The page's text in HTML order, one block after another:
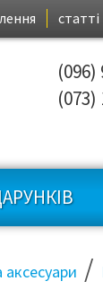
статті
(096)
(073)
аксесуари /